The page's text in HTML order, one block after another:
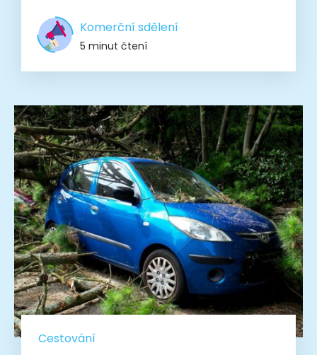
Komerční sdělení
5 minut čtení
Cestování